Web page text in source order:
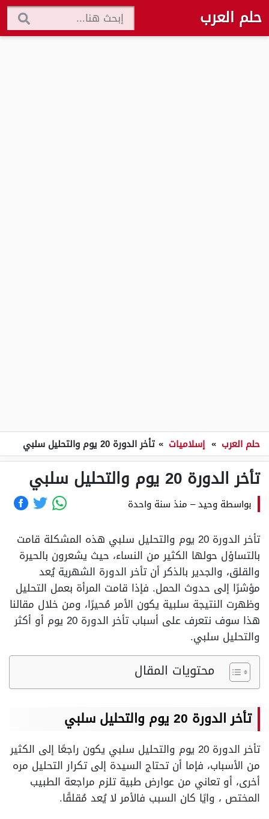
حلم العرب
حلم العرب » إسلاميات » تأخر الدورة 20 يوم والتحليل سلبي
تأخر الدورة 20 يوم والتحليل سلبي
بواسطة وحيد– منذ سنة واحدة
تأخر الدورة 20 يوم والتحليل سلبي هذه المشكلة قامت
بالتساؤل حولها الكثير من النساء، حيث يشعرون بالحيرة
والقلق، والجدير بالذكر أن تأخر الدورة الشهرية يُعد
مؤشرًا إلى حدوث الحمل. فإذا قامت المرأة بعمل التحليل
وظهرت النتيجة سلبية يكون الأمر مُحيرًا، ومن خلال مقالنا
هذا سوف نتعرف على أسباب تأخر الدورة 20 يوم أو أكثر
والتحليل سلبي.
محتويات المقال
تأخر الدورة 20 يوم والتحليل سلبي
تأخر الدورة 20 يوم والتحليل سلبي يكون راجعًا إلى الكثير
من الأسباب، فإما أن تحتاج السيدة إلى تكرار التحليل مره
أخرى، أو تعاني من عوارض طبية تلزم مراجعة الطبيب
المختص ، وايًا كان السبب فالأمر لا يُعد مُقلقًا.